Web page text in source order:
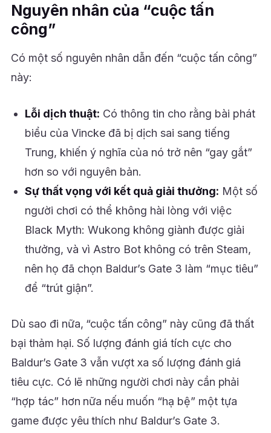
Nguyên nhân của “cuộc tấn
công”
Có một số nguyên nhân dẫn đến “cuộc tấn công”
này:
Lỗi dịch thuật: Có thông tin cho rằng bài phát
biểu của Vincke đã bị dịch sai sang tiếng
Trung, khiến ý nghĩa của nó trở nên “gay gắt”
hơn so với nguyên bản.
Sự thất vọng với kết quả giải thưởng: Một số
người chơi có thể không hài lòng với việc
Black Myth: Wukong không giành được giải
thưởng, và vì Astro Bot không có trên Steam,
nên họ đã chọn Baldur’s Gate 3 làm “mục tiêu”
để “trút giận”.
Dù sao đi nữa, “cuộc tấn công” này cũng đã thất
bại thảm hại. Số lượng đánh giá tích cực cho
Baldur’s Gate 3 vẫn vượt xa số lượng đánh giá
tiêu cực. Có lẽ những người chơi này cần phải
“hợp tác” hơn nữa nếu muốn “hạ bệ” một tựa
game được yêu thích như Baldur’s Gate 3.